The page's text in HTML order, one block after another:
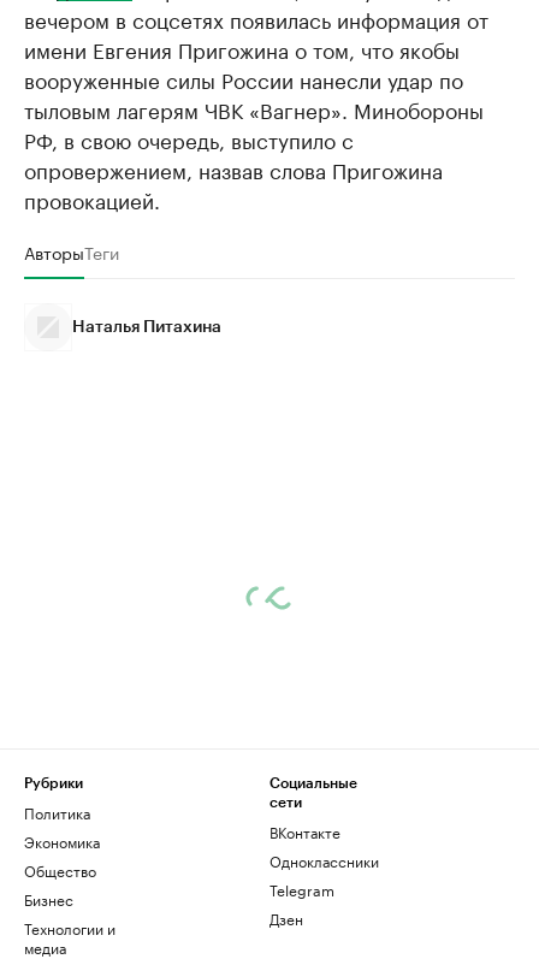
вечером в соцсетях появилась информация от
имени Евгения Пригожина о том, что якобы
вооруженные силы России нанесли удар по
тыловым лагерям ЧВК «Вагнер». Минобороны
РФ, в свою очередь, выступило с
опровержением, назвав слова Пригожина
провокацией.
АвторыТеги
Наталья Питахина
Рубрики
Политика
Экономика
Общество
Бизнес
Технологии и
медиа
Социальные
сети
ВКонтакте
Одноклассники
Telegram
Дзен